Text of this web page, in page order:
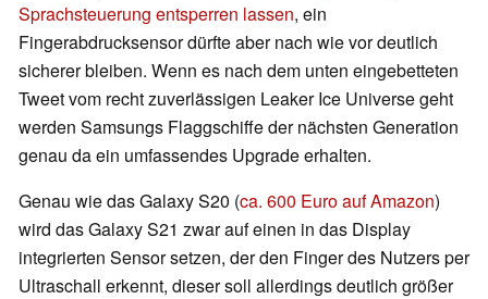
Sprachsteuerung entsperren lassen, ein
Fingerabdrucksensor dürfte aber nach wie vor deutlich
sicherer bleiben. Wenn es nach dem unten eingebetteten
Tweet vom recht zuverlässigen Leaker Ice Universe geht
werden Samsungs Flaggschiffe der nächsten Generation
genau da ein umfassendes Upgrade erhalten.
Genau wie das Galaxy S20 (ca. 600 Euro auf Amazon)
wird das Galaxy S21 zwar auf einen in das Display
integrierten Sensor setzen, der den Finger des Nutzers per
Ultraschall erkennt, dieser soll allerdings deutlich größer